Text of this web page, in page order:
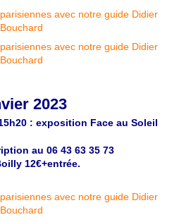
2023
: exposition Face au Soleil
au 06 43 63 35 73
12€+entrée.